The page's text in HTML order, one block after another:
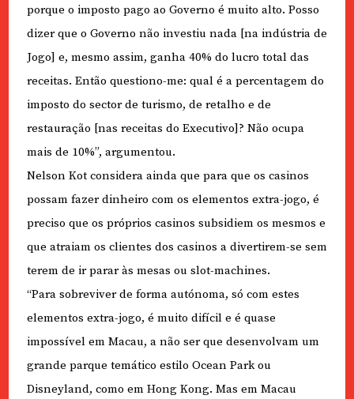
porque o imposto pago ao Governo é muito alto. Posso
dizer que o Governo não investiu nada [na indústria de
Jogo] e, mesmo assim, ganha 40% do lucro total das
receitas. Então questiono-me: qual é a percentagem do
imposto do sector de turismo, de retalho e de
restauração [nas receitas do Executivo]? Não ocupa
mais de 10%”, argumentou.
Nelson Kot considera ainda que para que os casinos
possam fazer dinheiro com os elementos extra-jogo, é
preciso que os próprios casinos subsidiem os mesmos e
que atraiam os clientes dos casinos a divertirem-se sem
terem de ir parar às mesas ou slot-machines.
“Para sobreviver de forma autónoma, só com estes
elementos extra-jogo, é muito difícil e é quase
impossível em Macau, a não ser que desenvolvam um
grande parque temático estilo Ocean Park ou
Disneyland, como em Hong Kong. Mas em Macau